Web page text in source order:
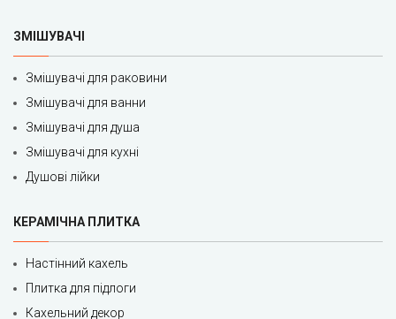
ЗМІШУВАЧІ
Змішувачі для раковини
Змішувачі для ванни
Змішувачі для душа
Змішувачі для кухні
Душові лійки
КЕРАМІЧНА ПЛИТКА
Настінний кахель
Плитка для підлоги
Кахельний декор